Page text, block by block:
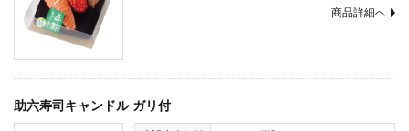
商品詳細へ
助六寿司キャンドル ガリ付